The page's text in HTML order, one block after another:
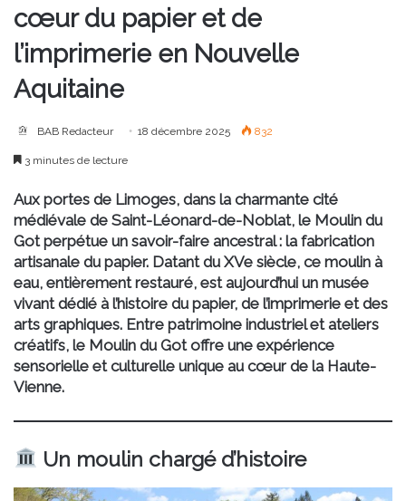
cœur du papier et de
l’imprimerie en Nouvelle
Aquitaine
BAB Redacteur 18 décembre 2025 832
3 minutes de lecture
Aux portes de Limoges, dans la charmante cité
médiévale de Saint-Léonard-de-Noblat, le Moulin du
Got perpétue un savoir-faire ancestral : la fabrication
artisanale du papier. Datant du XVe siècle, ce moulin à
eau, entièrement restauré, est aujourd’hui un musée
vivant dédié à l’histoire du papier, de l’imprimerie et des
arts graphiques. Entre patrimoine industriel et ateliers
créatifs, le Moulin du Got offre une expérience
sensorielle et culturelle unique au cœur de la Haute-
Vienne.
Un moulin chargé d’histoire